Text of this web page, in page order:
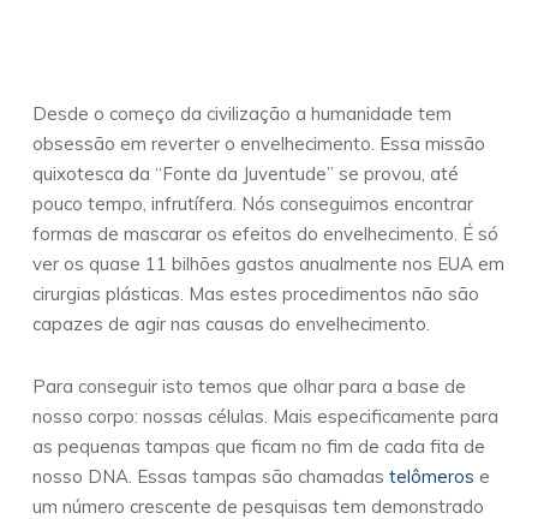
Desde o começo da civilização a humanidade tem
obsessão em reverter o envelhecimento. Essa missão
quixotesca da “Fonte da Juventude” se provou, até
pouco tempo, infrutífera. Nós conseguimos encontrar
formas de mascarar os efeitos do envelhecimento. É só
ver os quase 11 bilhões gastos anualmente nos EUA em
cirurgias plásticas. Mas estes procedimentos não são
capazes de agir nas causas do envelhecimento.
Para conseguir isto temos que olhar para a base de
nosso corpo: nossas células. Mais especificamente para
as pequenas tampas que ficam no fim de cada fita de
nosso DNA. Essas tampas são chamadas telômeros e
um número crescente de pesquisas tem demonstrado